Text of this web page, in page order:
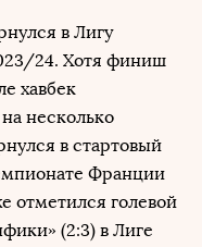
в Лигу
24. Хотя финиш
хавбек
несколько
в стартовый
Франции
отметился голевой
(2:3) в Лиге